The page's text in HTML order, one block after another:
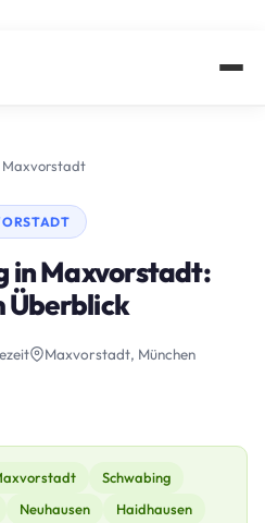
Maxvorstadt
in Maxvorstadt:
Überblick
Maxvorstadt, München
Schwabing
Neuhausen
Haidhausen